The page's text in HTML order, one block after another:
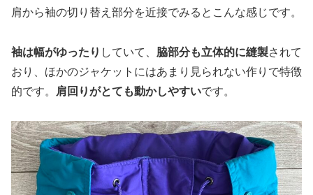
肩から袖の切り替え部分を近接でみるとこんな感じです。
袖は幅がゆったり していて、 脇部分も立体的に縫製されて
おり、ほかのジャケットにはあまり見られない作りで特徴
的です。
肩回りがとても動かしやすいです。